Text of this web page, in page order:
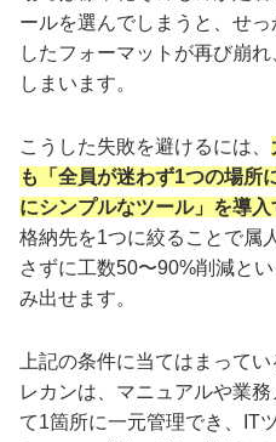
ールを選んでしまうと、せ
したフォーマットが再び崩
しまいます。
こうした失敗を避けるには、
も「全員が迷わず1つの場所
にシンプルなツール」を導
格納先を1つに絞ることで属
さずに工数50〜90%削減と
み出せます。
上記の条件に当てはまって
レカンは、マニュアルや業
て1箇所に一元管理でき、IT